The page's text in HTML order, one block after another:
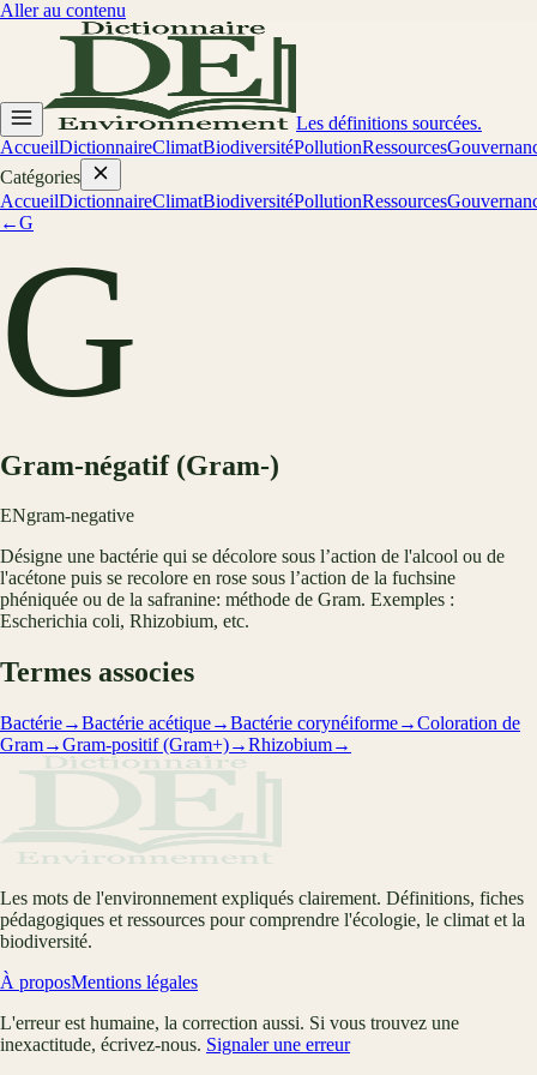
Aller au contenu
Les définitions sourcées.
AccueilDictionnaireClimatBiodiversitéPollutionRessources
Catégories
AccueilDictionnaireClimatBiodiversitéPollutionRessources
←G
G
Gram-négatif (Gram-)
ENgram-negative
Désigne une bactérie qui se décolore sous l’action de l'alcool ou de
l'acétone puis se recolore en rose sous l’action de la fuchsine
phéniquée ou de la safranine: méthode de Gram. Exemples :
Escherichia coli, Rhizobium, etc.
Termes associes
Bactérie→Bactérie acétique→Bactérie corynéiforme→Coloration de
Gram→Gram-positif (Gram+)→Rhizobium→
Les mots de l'environnement expliqués clairement. Définitions, fiches
pédagogiques et ressources pour comprendre l'écologie, le climat et la
biodiversité.
À proposMentions légales
L'erreur est humaine, la correction aussi. Si vous trouvez une
inexactitude, écrivez-nous. Signaler une erreur